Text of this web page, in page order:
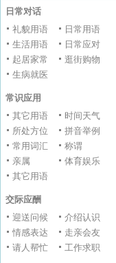
日常对话
礼貌用语
日常用语
生活用语
日常应对
起居家常
逛街购物
生病就医
常识应用
其它用语
时间天气
所处方位
拼音举例
常用词汇
称谓
亲属
体育娱乐
其它用语
交际应酬
迎送问候
介绍认识
情感表达
走亲会友
请人帮忙
工作求职